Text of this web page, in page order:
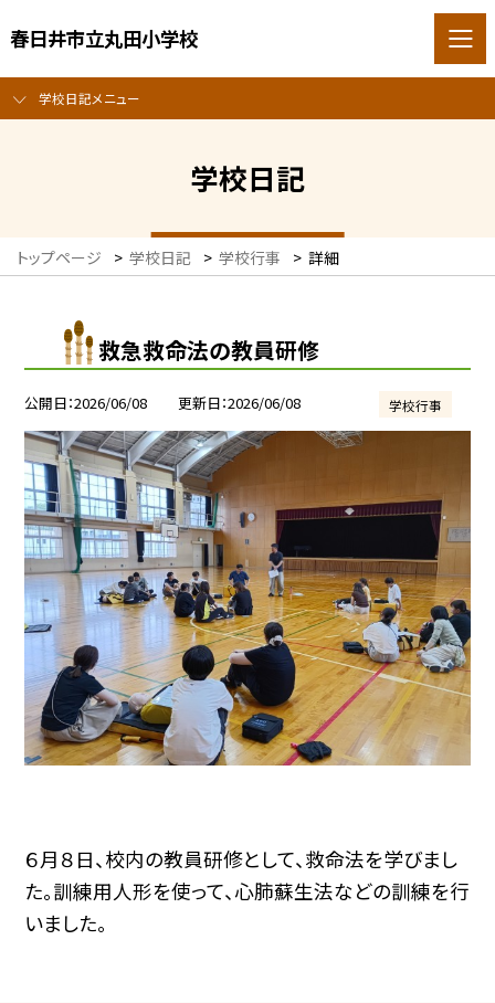
春日井市立丸田小学校
学校日記メニュー
学校日記
トップページ > 学校日記 > 学校行事 > 詳細
救急救命法の教員研修
公開日 2026/06/08 更新日 2026/06/08 学校行事
６月８日、校内の教員研修として、救命法を学びまし
た。訓練用人形を使って、心肺蘇生法などの訓練を行
いました。